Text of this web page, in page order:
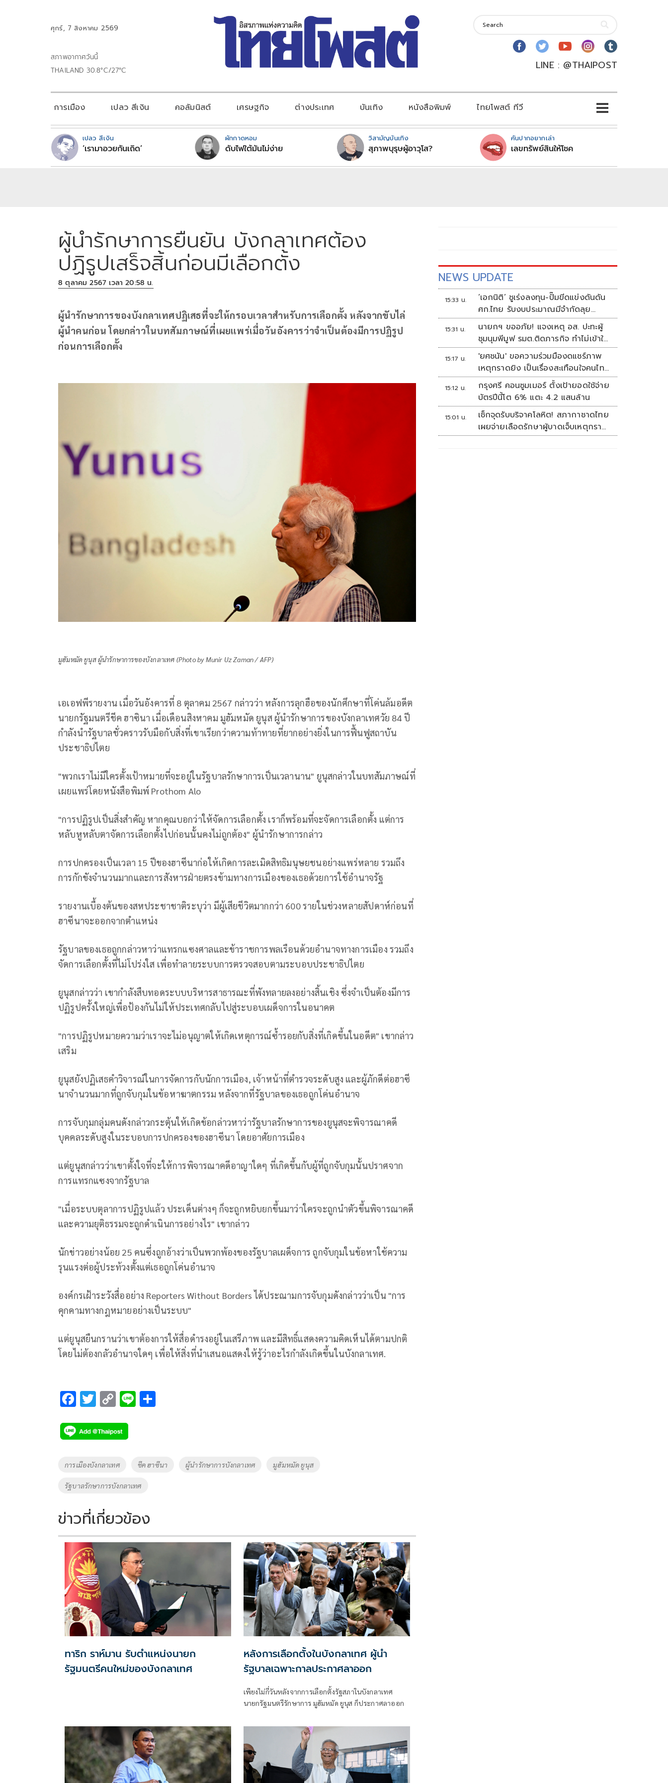
ศุกร์, 7 สิงหาคม 2569
สภาพอากาศวันนี้
THAILAND 30.8°C/27°C
LINE : @THAIPOST
การเมือง เปลว สีเงิน คอลัมนิสต์ เศรษฐกิจ ต่างประเทศ บันเทิง หนังสือพิมพ์ ไทยโพสต์ ทีวี
เปลว สีเงิน
‘เรามาอวยกันเถิด’
ผักกาดหอม
ดับไฟใต้มันไม่ง่าย
วิสามัญบันเทิง
สุภาพบุรุษผู้อาวุโส?
คันปากอยากเล่า
เลขทรัพย์สินให้โชค
ผู้นำรักษาการยืนยัน บังกลาเทศต้อง
ปฏิรูปเสร็จสิ้นก่อนมีเลือกตั้ง
8 ตุลาคม 2567 เวลา 20:58 น.
ผู้นำรักษาการของบังกลาเทศปฏิเสธที่จะให้กรอบเวลาสำหรับการเลือกตั้ง หลังจากขับไล่
ผู้นำคนก่อน โดยกล่าวในบทสัมภาษณ์ที่เผยแพร่เมื่อวันอังคารว่าจำเป็นต้องมีการปฏิรูป
ก่อนการเลือกตั้ง
มูฮัมหมัด ยูนุส ผู้นำรักษาการของบังกลาเทศ (Photo by Munir Uz Zaman / AFP)
เอเอฟพีรายงาน เมื่อวันอังคารที่ 8 ตุลาคม 2567 กล่าวว่า หลังการลุกฮือของนักศึกษาที่โค่นล้มอดีต
นายกรัฐมนตรีชีค ฮาซินา เมื่อเดือนสิงหาคม มูฮัมหมัด ยูนุส ผู้นำรักษาการของบังกลาเทศวัย 84 ปี
กำลังนำรัฐบาลชั่วคราวรับมือกับสิ่งที่เขาเรียกว่าความท้าทายที่ยากอย่างยิ่งในการฟื้นฟูสถาบัน
ประชาธิปไตย
"พวกเราไม่มีใครตั้งเป้าหมายที่จะอยู่ในรัฐบาลรักษาการเป็นเวลานาน" ยูนุสกล่าวในบทสัมภาษณ์ที่
เผยแพร่โดยหนังสือพิมพ์ Prothom Alo
"การปฏิรูปเป็นสิ่งสำคัญ หากคุณบอกว่าให้จัดการเลือกตั้ง เราก็พร้อมที่จะจัดการเลือกตั้ง แต่การ
หลับหูหลับตาจัดการเลือกตั้งไปก่อนนั้นคงไม่ถูกต้อง" ผู้นำรักษาการกล่าว
การปกครองเป็นเวลา 15 ปีของฮาซีนาก่อให้เกิดการละเมิดสิทธิมนุษยชนอย่างแพร่หลาย รวมถึง
การกักขังจำนวนมากและการสังหารฝ่ายตรงข้ามทางการเมืองของเธอด้วยการใช้อำนาจรัฐ
รายงานเบื้องต้นของสหประชาชาติระบุว่า มีผู้เสียชีวิตมากกว่า 600 รายในช่วงหลายสัปดาห์ก่อนที่
ฮาซีนาจะออกจากตำแหน่ง
รัฐบาลของเธอถูกกล่าวหาว่าแทรกแซงศาลและข้าราชการพลเรือนด้วยอำนาจทางการเมือง รวมถึง
จัดการเลือกตั้งที่ไม่โปร่งใส เพื่อทำลายระบบการตรวจสอบตามระบอบประชาธิปไตย
ยูนุสกล่าวว่า เขากำลังสืบทอดระบบบริหารสาธารณะที่พังทลายลงอย่างสิ้นเชิง ซึ่งจำเป็นต้องมีการ
ปฏิรูปครั้งใหญ่เพื่อป้องกันไม่ให้ประเทศกลับไปสู่ระบอบเผด็จการในอนาคต
"การปฏิรูปหมายความว่าเราจะไม่อนุญาตให้เกิดเหตุการณ์ซ้ำรอยกับสิ่งที่เกิดขึ้นในอดีต" เขากล่าว
เสริม
ยูนุสยังปฏิเสธคำวิจารณ์ในการจัดการกับนักการเมือง, เจ้าหน้าที่ตำรวจระดับสูง และผู้ภักดีต่อฮาซี
นาจำนวนมากที่ถูกจับกุมในข้อหาฆาตกรรม หลังจากที่รัฐบาลของเธอถูกโค่นอำนาจ
การจับกุมกลุ่มคนดังกล่าวกระตุ้นให้เกิดข้อกล่าวหาว่ารัฐบาลรักษาการของยูนุสจะพิจารณาคดี
บุคคลระดับสูงในระบอบการปกครองของฮาซีนา โดยอาศัยการเมือง
แต่ยูนุสกล่าวว่าเขาตั้งใจที่จะให้การพิจารณาคดีอาญาใดๆ ที่เกิดขึ้นกับผู้ที่ถูกจับกุมนั้นปราศจาก
การแทรกแซงจากรัฐบาล
"เมื่อระบบตุลาการปฏิรูปแล้ว ประเด็นต่างๆ ก็จะถูกหยิบยกขึ้นมาว่าใครจะถูกนำตัวขึ้นพิจารณาคดี
และความยุติธรรมจะถูกดำเนินการอย่างไร" เขากล่าว
นักข่าวอย่างน้อย 25 คนซึ่งถูกอ้างว่าเป็นพวกพ้องของรัฐบาลเผด็จการ ถูกจับกุมในข้อหาใช้ความ
รุนแรงต่อผู้ประท้วงตั้งแต่เธอถูกโค่นอำนาจ
องค์กรเฝ้าระวังสื่ออย่าง Reporters Without Borders ได้ประณามการจับกุมดังกล่าวว่าเป็น "การ
คุกคามทางกฎหมายอย่างเป็นระบบ"
แต่ยูนุสยืนกรานว่าเขาต้องการให้สื่อดำรงอยู่ในเสรีภาพ และมีสิทธิ์แสดงความคิดเห็นได้ตามปกติ
โดยไม่ต้องกลัวอำนาจใดๆ เพื่อให้สิ่งที่นำเสนอแสดงให้รู้ว่าอะไรกำลังเกิดขึ้นในบังกลาเทศ.
F
e
b
o
k
T
tt
er
C
p
y
Li
n
k
Li
Tags
การเมืองบังกลาเทศ ชีค ฮาซีนา ผู้นำรักษาการบังกลาเทศ มูฮัมหมัด ยูนุส
รัฐบาลรักษาการบังกลาเทศ
ข่าวที่เกี่ยวข้อง
ทาริก ราห์มาน รับตำแหน่งนายก
รัฐมนตรีคนใหม่ของบังกลาเทศ
หลังการเลือกตั้งในบังกลาเทศ ผู้นำ
รัฐบาลเฉพาะกาลประกาศลาออก
เพียงไม่กี่วันหลังจากการเลือกตั้งรัฐสภาในบังกลาเทศ
นายกรัฐมนตรีรักษาการ มูฮัมหมัด ยูนุส ก็ประกาศลาออก
NEWS UPDATE
15:33 น.
‘เอกนิติ’ ชูเร่งลงทุน-ปั๊มขีดแข่งดันดัน
ศก.ไทย รับงบประมาณมีจำกัดลุย
งัด5Tปูพรมโตยาว
15:31 น.
นายกฯ ขออภัย! แจงเหตุ อส. ปะทะผู้
ชุมนุมพีมูฟ รมต.ติดภารกิจ ทำไม่เข้าใจ
กัน ยันพร้อมคุยหาทางออก
15:17 น.
'ยศชนัน' ขอความร่วมมืองดแชร์ภาพ
เหตุกราดยิง เป็นเรื่องสะเทือนใจคนไทย
ทั้งประเทศ
15:12 น.
กรุงศรี คอนซูมเมอร์ ตั้งเป้ายอดใช้จ่าย
บัตรปีนี้โต 6% แตะ 4.2 แสนล้าน
15:01 น.
เช็กจุดรับบริจาคโลหิต! สภากาชาดไทย
เผยจ่ายเลือดรักษาผู้บาดเจ็บเหตุกราด
ยิงแล้ว 148 ยูนิต